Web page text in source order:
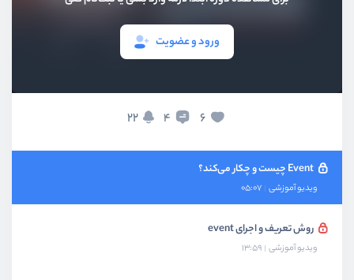
ورود و عضویت
6
4
22
موارد اساسی
Event چیست و چکار می‌کند؟
ویدیو آموزشی 05:07
روش تعریف و اجرای event
ویدیو آموزشی 13:59